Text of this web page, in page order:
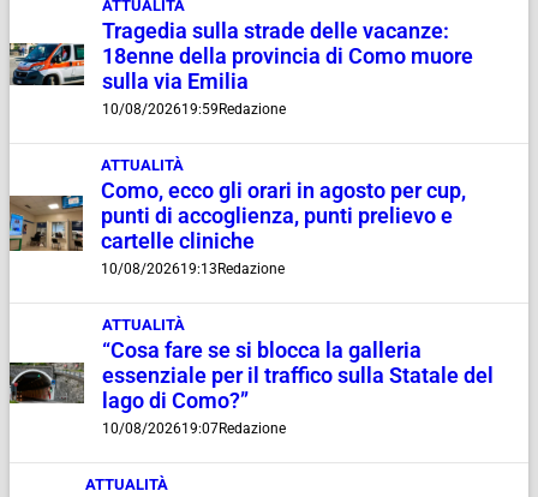
ATTUALITÀ
Tragedia sulla strade delle vacanze:
18enne della provincia di Como muore
sulla via Emilia
10/08/202619:59 Redazione
ATTUALITÀ
Como, ecco gli orari in agosto per cup,
punti di accoglienza, punti prelievo e
cartelle cliniche
10/08/202619:13 Redazione
ATTUALITÀ
“Cosa fare se si blocca la galleria
essenziale per il traffico sulla Statale del
lago di Como?”
10/08/202619:07Redazione
ATTUALITÀ